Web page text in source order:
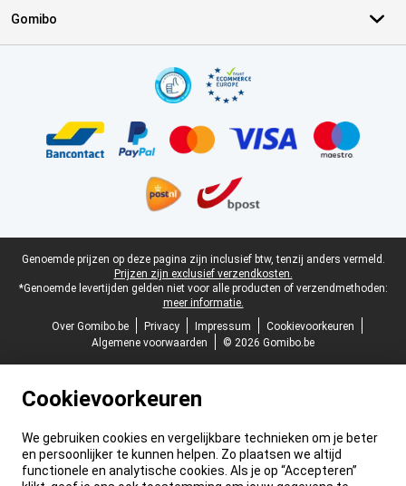
Gomibo
Juridische voettekst
Genoemde prijzen op deze pagina zijn inclusief btw, tenzij anders vermeld.
Prijzen zijn exclusief verzendkosten.
*Genoemde levertijden gelden niet voor alle producten of verzendmethoden:
meer informatie.
Over Gomibo.be
Privacy Impressum
Cookievoorkeuren
Algemene voorwaarden
© 2026 Gomibo.be
Cookievoorkeuren
We gebruiken cookies en vergelijkbare technieken om je beter
en persoonlijker te kunnen helpen. Zo plaatsen we altijd
functionele en analytische cookies. Als je op “Accepteren”